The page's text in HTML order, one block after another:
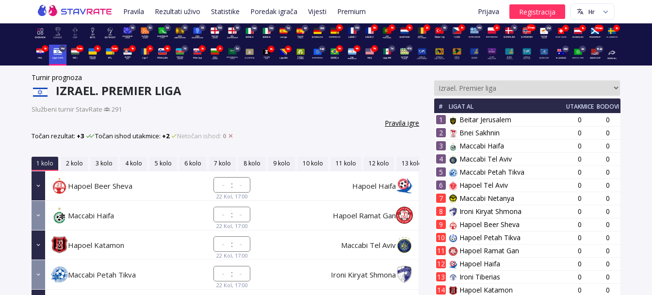
Pravila Rezultati uživo Statistike Poredak igrača Vijesti Premium Prijava
3d 3d 3d 3d 3d 13d 6d 14d 13d 7d 6d 20d 5h 13d 5h 1h 1h 2h 6d 1h 14d 2h 1d 37min 21d 2h 1h 37min 2h
1h 14d 7min 1h 7min 1h 2h 4h 7d 2h 2h 5d 9h 5h 39d 5h 4h 7h 7d 47d 68d 4d 152d
Turnir prognoza
IZRAEL. PREMIER LIGA
Službeni turnir StavRate· 291
Pravila igre
Točan rezultat: +3 Točan ishod utakmice: +2 Netočan ishod: 0
1 kolo 2 kolo 3 kolo 4 kolo 5 kolo 6 kolo 7 kolo 8 kolo 9 kolo 10 kolo 11 kolo 12 kolo 13 kolo 14 kolo 15 kolo 16 kolo 18 kolo 19 kolo
Hapoel Beer Sheva :
22 Kol, 17:00
Hapoel Haifa
Maccabi Haifa :
22 Kol, 17:00
Hapoel Ramat Gan
Hapoel Katamon :
22 Kol, 17:00
Maccabi Tel Aviv
Maccabi Petah Tikva :
22 Kol, 17:00
Ironi Kiryat Shmona
# LIGAT AL UTAKMICE BODOVI
1 Beitar Jerusalem 0
0
2
Bnei Sakhnin 0
0
3
Maccabi Haifa 0
0
4
Maccabi Tel Aviv 0
0
5
Maccabi Petah Tikva 0
0
6
Hapoel Tel Aviv 0
0
7
Maccabi Netanya 0
0
8
Ironi Kiryat Shmona 0
0
9
Hapoel Beer Sheva 0
0
10
Hapoel Petah Tikva 0
0
11
Hapoel Ramat Gan 0
0
12
Hapoel Haifa 0
0
13
Ironi Tiberias 0
0
14
Hapoel Katamon 0 0